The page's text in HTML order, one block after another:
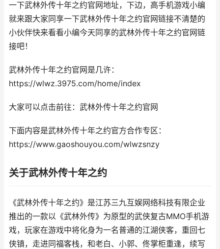
一下武林外传十年之约官网地址，下边，高手机游戏小编
就来跟大家同享一下武林外传十年之约官网链接不清楚的
小伙伴快来看看小编今天同享的武林外传十年之约官网链
接吧！
武林外传十年之约官网是几许：
https://wlwz.3975.com/home/index
大家可以点击前往：武林外传十年之约官网
下面内容是武林外传十年之约官方合作专区：
https://www.gaoshouyou.com/wlwzsnzy
关于武林外传十年之约
《武林外传十年之约》是江苏三九互娱网络科技有限企业
推出的一款以《武林外传》为原型的武侠复古MMO手机游
戏，玩家在游戏中将化身为一名普通的江湖侠客，重回七
侠镇，走进同福客栈，和老白、小郭、佟掌柜重逢，续写